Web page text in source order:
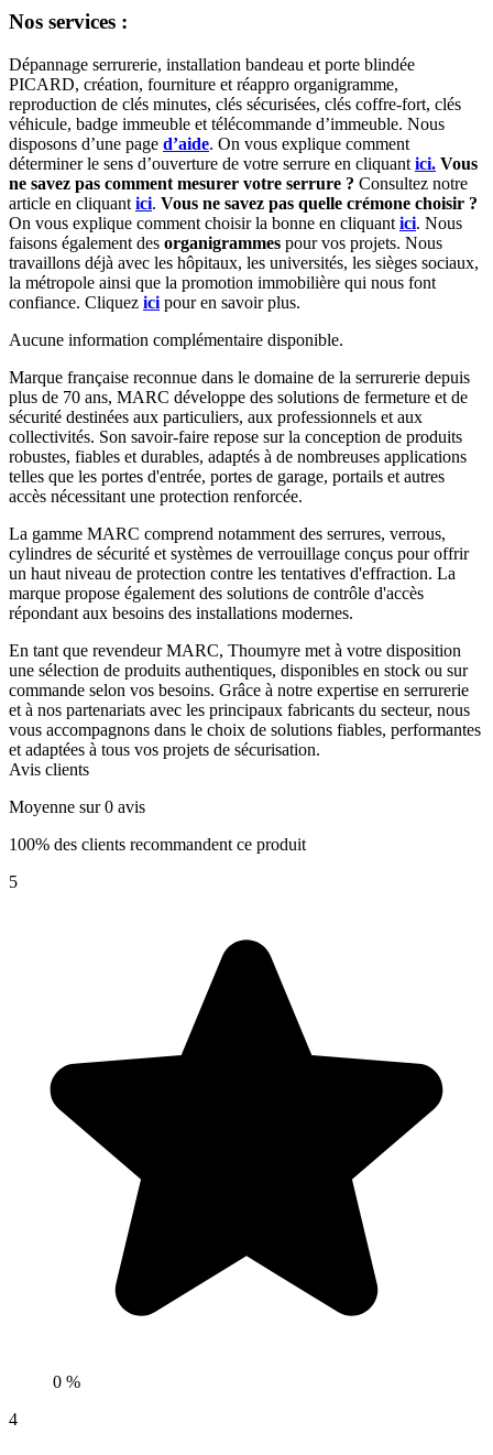
Nos services :
Dépannage serrurerie, installation bandeau et porte blindée
PICARD, création, fourniture et réappro organigramme,
reproduction de clés minutes, clés sécurisées, clés coffre-fort, clés
véhicule, badge immeuble et télécommande d’immeuble. Nous
disposons d’une page d’aide. On vous explique comment
déterminer le sens d’ouverture de votre serrure en cliquant ici. Vous
ne savez pas comment mesurer votre serrure ? Consultez notre
article en cliquant ici. Vous ne savez pas quelle crémone choisir ?
On vous explique comment choisir la bonne en cliquant ici. Nous
faisons également des organigrammes pour vos projets. Nous
travaillons déjà avec les hôpitaux, les universités, les sièges sociaux,
la métropole ainsi que la promotion immobilière qui nous font
confiance. Cliquez ici pour en savoir plus.
Aucune information complémentaire disponible.
Marque française reconnue dans le domaine de la serrurerie depuis
plus de 70 ans, MARC développe des solutions de fermeture et de
sécurité destinées aux particuliers, aux professionnels et aux
collectivités. Son savoir-faire repose sur la conception de produits
robustes, fiables et durables, adaptés à de nombreuses applications
telles que les portes d'entrée, portes de garage, portails et autres
accès nécessitant une protection renforcée.
La gamme MARC comprend notamment des serrures, verrous,
cylindres de sécurité et systèmes de verrouillage conçus pour offrir
un haut niveau de protection contre les tentatives d'effraction. La
marque propose également des solutions de contrôle d'accès
répondant aux besoins des installations modernes.
En tant que revendeur MARC, Thoumyre met à votre disposition
une sélection de produits authentiques, disponibles en stock ou sur
commande selon vos besoins. Grâce à notre expertise en serrurerie
et à nos partenariats avec les principaux fabricants du secteur, nous
vous accompagnons dans le choix de solutions fiables, performantes
et adaptées à tous vos projets de sécurisation.
Avis clients
Moyenne sur 0 avis
100% des clients recommandent ce produit
5
0 %
4